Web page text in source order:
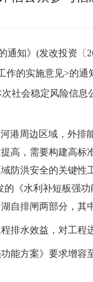
通知》 (发改投资〔
作的实施意见>的通
次社会稳定风险信息
港周边区域，外排
高，需要构建高标
防洪安全的关键性
的《水利补短板强
自排闸两部分，其
程排水效益，对工
能方案》要求增容